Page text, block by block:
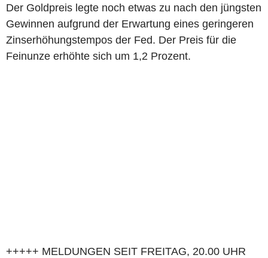
Der Goldpreis legte noch etwas zu nach den jüngsten
Gewinnen aufgrund der Erwartung eines geringeren
Zinserhöhungstempos der Fed. Der Preis für die
Feinunze erhöhte sich um 1,2 Prozent.
+++++ MELDUNGEN SEIT FREITAG, 20.00 UHR